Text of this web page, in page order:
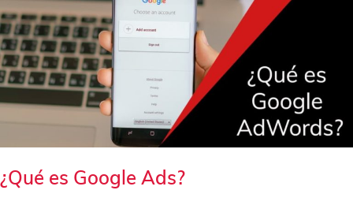
¿Qué es Google Ads?
Google
Ads?